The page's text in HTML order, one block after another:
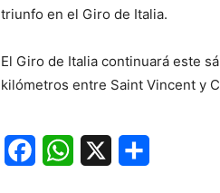
triunfo en el Giro de Italia.
El Giro de Italia continuará este
kilómetros entre Saint Vincent y
FacebookWhatsApp